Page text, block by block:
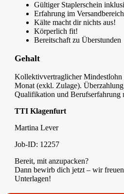
Gültiger Staplerschein
Erfahrung im
Kälte macht dir nichts aus!
Körperlich fit!
Bereitschaft zu Überstunden
Gehalt
Kollektivvertraglicher
Monat (exkl. Zulage).
Qualifikation und Berufserfahrung
TTI Klagenfurt
Martina Lever
Job-ID: 12257
Bereit, mit anzupacken?
Dann bewirb dich jetzt – wir
Unterlagen!